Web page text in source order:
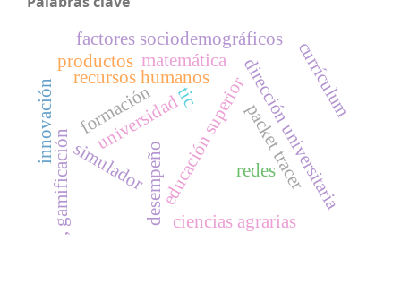
desempeñoeducación superior
formación dirección universitaria
recursos humanos
simulador packet tracer
redes
tic
ciencias agrarias
matemática
universidad
factores sociodemográficos
productos
currículum
, gamificación
innovación